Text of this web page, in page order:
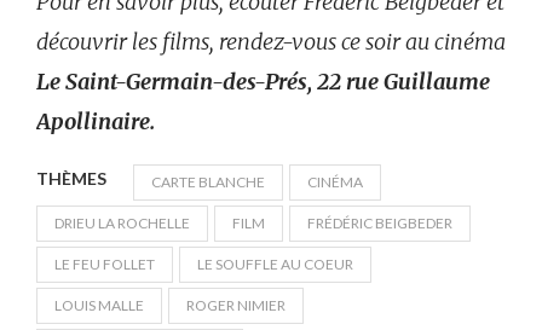
découvrir les films, rendez-vous ce soir au cinéma
Le Saint-Germain-des-Prés, 22 rue Guillaume
Apollinaire.
THÈMES CARTE BLANCHE CINÉMA
DRIEU LA ROCHELLE FILM FRÉDÉRIC BEIGBEDER
LE FEU FOLLET LE SOUFFLE AU COEUR
LOUIS MALLE ROGER NIMIER